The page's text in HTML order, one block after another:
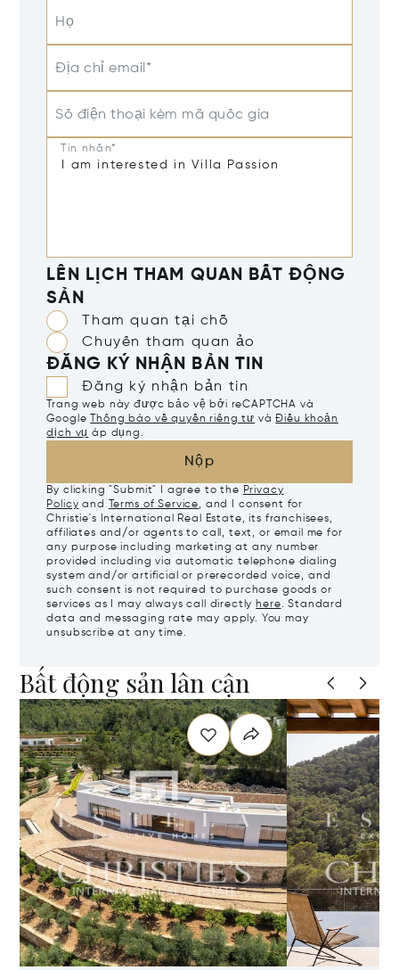
Họ
Địa chỉ email*
Số điện thoại kèm mã quốc gia
Tin nhắn*
LÊN LỊCH THAM QUAN BẤT ĐỘNG
SẢN
Tham quan tại chỗ
Chuyến tham quan ảo
ĐĂNG KÝ NHẬN BẢN TIN
Đăng ký nhận bản tin
Trang web này được bảo vệ bởi reCAPTCHA và
Google
Thông báo về quyền riêng tư vàĐiều khoản
dịch vụ áp dụng.
Nộp
By clicking "Submit" I agree to the Privacy
Policy and Terms of Service, and I consent for
Christie's International Real Estate, its franchisees,
affiliates and/or agents to call, text, or email me for
any purpose including marketing at any number
provided including via automatic telephone dialing
system and/or artificial or prerecorded voice, and
such consent is not required to purchase goods or
services as I may always call directly here. Standard
data and messaging rate may apply. You may
unsubscribe at any time.
Bất động sản lân cận